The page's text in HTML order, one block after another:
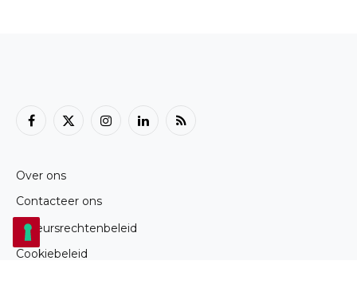
Facebook
X
InstagramLinkedInRSS
Over ons
Contacteer ons
Auteursrechtenbeleid
Cookiebeleid